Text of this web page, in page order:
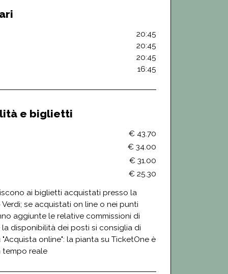
20:45
20:45
20:45
16:45
e biglietti
€ 43.70
€ 34.00
€ 31.00
€ 25.30
ai biglietti acquistati presso la
se acquistati on line o nei punti
aggiunte le relative commissioni di
la disponibilità dei posti si consiglia di
online": la pianta su TicketOne è
tempo reale